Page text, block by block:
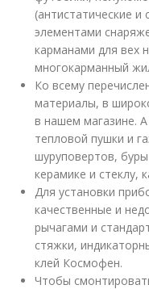
(антистатические
элементами
карманами для вех
многокарманный
Ко всему
материалы, в
в нашем магазине.
тепловой пушки и
шуруповертов,
керамике и стеклу,
Для установки
качественные и
рычагами и
стяжки,
клей Космофен.
Чтобы